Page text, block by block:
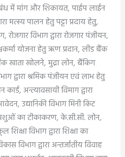
में मांग और शिकायत, पाईप लाईन
मत्स्य पालन हेतु पट्टा प्रदाय हेतु,
विभाग द्वारा रोजगार पंजीयन,
योजना हेतु ऋण प्रदान, लीड बैंक
खोलने, मुद्रा लोन, बैंकिग
द्वारा श्रमिक पंजीयन एवं लाभ हेतु
अन्त्यावसायी विमाग द्वारा
उद्यानिकी विभाग मिनी किट
का टीकाकरण, के.सी.सी. लोन,
विभाग द्वारा शिक्षा का
विभाग द्वारा अन्तर्जातीय विवाह